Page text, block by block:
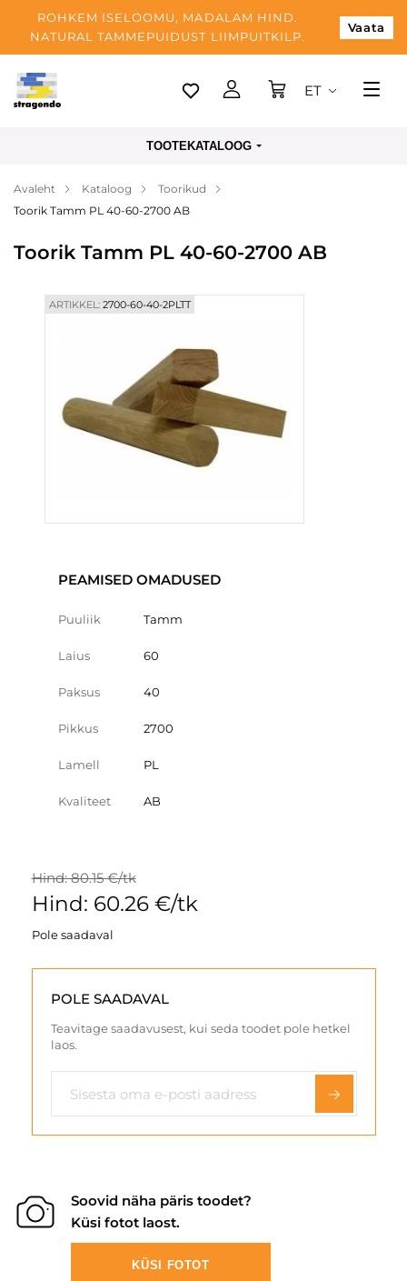
ROHKEM ISELOOMU, MADALAM HIND.
NATURAL TAMMEPUIDUST LIIMPUITKILP.
Vaata
Tallinn
Makse
Blogi
Kontaktid
ET
TOOTEKATALOOG
Avaleht Kataloog
Toorikud
Toorik Tamm PL 40-60-2700 AB
Toorik Tamm PL 40-60-2700 AB
ARTIKKEL:2700-60-40-2PLTT
PEAMISED OMADUSED
Puuliik Tamm
Laius 60
Paksus 40
Pikkus 2700
Lamell PL
Kvaliteet AB
Hind: 80.15 €/tk
Hind: 60.26 €/tk
Pole saadaval
POLE SAADAVAL
Teavitage saadavusest, kui seda toodet pole hetkel
laos.
Soovid näha päris toodet?
Küsi fotot laost.
KÜSI FOTOT